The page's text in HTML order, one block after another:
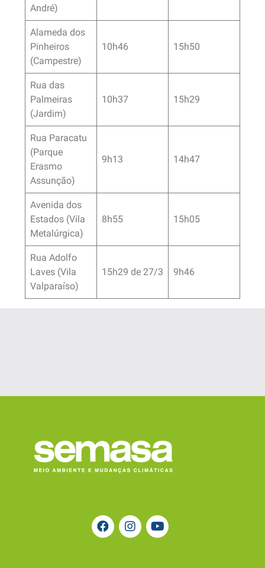
André)
Alameda dos
Pinheiros
(Campestre)
10h46 15h50
Rua das
Palmeiras
(Jardim)
10h37 15h29
Rua Paracatu
(Parque
Erasmo
Assunção)
9h13 14h47
Avenida dos
Estados (Vila
Metalúrgica)
8h55 15h05
Rua Adolfo
Laves (Vila
Valparaíso)
15h29 de 27/3 9h46